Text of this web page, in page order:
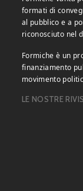
formati di
al pubblico e a
riconosciuto nel
Formiche è un
finanziamento
movimento
LE NOSTRE